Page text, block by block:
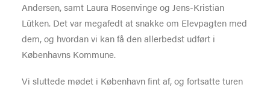
Andersen, samt Laura Rosenvinge og Jens-Kristian
Lütken. Det var megafedt at snakke om Elevpagten med
dem, og hvordan vi kan få den allerbedst udført i
Københavns Kommune.
Vi sluttede mødet i København fint af, og fortsatte turen